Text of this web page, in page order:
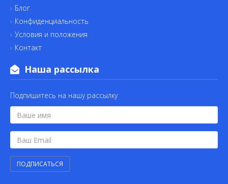
Блог
Конфиденциальность
Условия и положения
Контакт
Наша рассылка
Подпишитесь на нашу рассылку
ПОДПИСАТЬСЯ